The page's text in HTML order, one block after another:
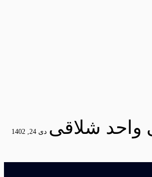
واحد شلاقی دی 24, 1402